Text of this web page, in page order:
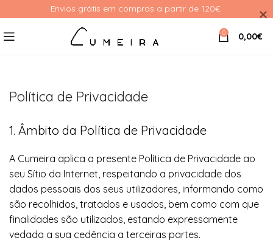
0 0,00€
Política de Privacidade
1. Âmbito da Política de Privacidade
A Cumeira aplica a presente Política de Privacidade ao
seu Sítio da Internet, respeitando a privacidade dos
dados pessoais dos seus utilizadores, informando como
são recolhidos, tratados e usados, bem como com que
finalidades são utilizados, estando expressamente
vedada a sua cedência a terceiras partes.
Envios grátis em compras a partir de 120€